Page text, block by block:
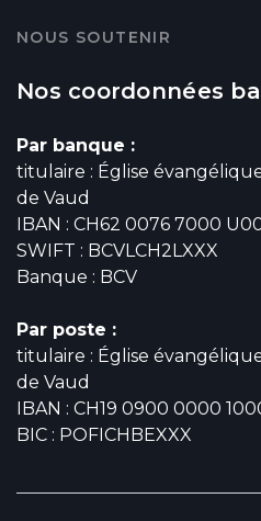
NOUS SOUTENIR
Nos coordonnées
Par banque :
titulaire : Église
de Vaud
IBAN : CH62 0076 7000
SWIFT : BCVLCH2LXXX
Banque : BCV
Par poste :
titulaire : Église
de Vaud
IBAN : CH19 0900 0000
BIC : POFICHBEXXX